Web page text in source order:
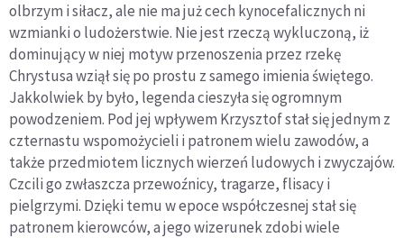
olbrzym i siłacz, ale nie ma już cech kynocefalicznych ni
wzmianki o ludożerstwie. Nie jest rzeczą wykluczoną, iż
dominujący w niej motyw przenoszenia przez rzekę
Chrystusa wziął się po prostu z samego imienia świętego.
Jakkolwiek by było, legenda cieszyła się ogromnym
powodzeniem. Pod jej wpływem Krzysztof stał się jednym z
czternastu wspomożycieli i patronem wielu zawodów, a
także przedmiotem licznych wierzeń ludowych i zwyczajów.
Czcili go zwłaszcza przewoźnicy, tragarze, flisacy i
pielgrzymi. Dzięki temu w epoce współczesnej stał się
patronem kierowców, a jego wizerunek zdobi wiele